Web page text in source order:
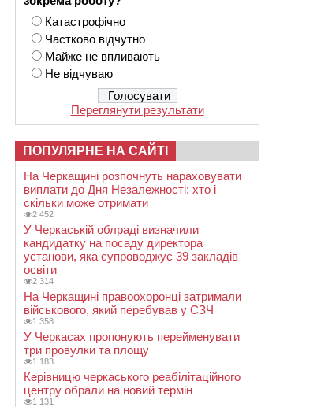
Катастрофічно
Частково відчутно
Майже не впливають
Не відчуваю
Переглянути результати
ПОПУЛЯРНЕ НА САЙТІ
На Черкащині розпочнуть нараховувати
виплати до Дня Незалежності: хто і
скільки може отримати
2 452
У Черкаській облраді визначили
кандидатку на посаду директора
установи, яка супроводжує 39 закладів
освіти
2 314
На Черкащині правоохоронці затримали
військового, який перебував у СЗЧ
1 358
У Черкасах пропонують перейменувати
три провулки та площу
1 183
Керівницю черкаського реабілітаційного
центру обрали на новий термін
1 131